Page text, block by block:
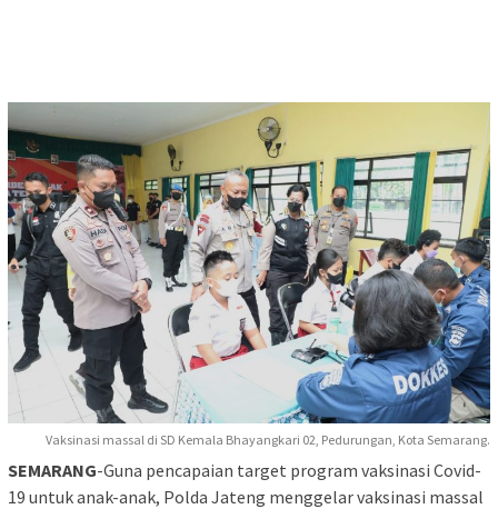
Vaksinasi massal di SD Kemala Bhayangkari 02, Pedurungan, Kota Semarang.
SEMARANG-Guna pencapaian target program vaksinasi Covid-
19 untuk anak-anak, Polda Jateng menggelar vaksinasi massal